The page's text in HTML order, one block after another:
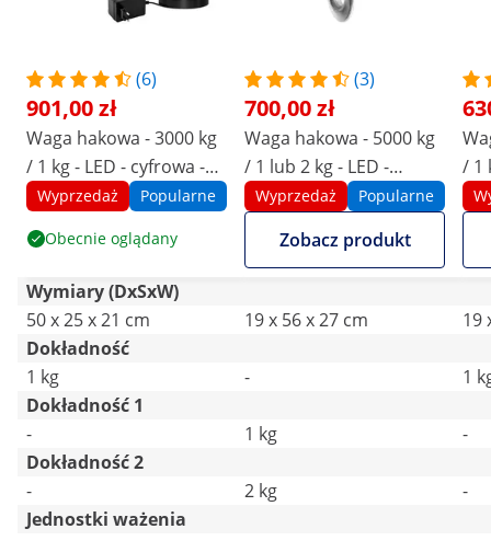
(6)
901,00 zł
Waga hakowa - 3000 kg
/ 1 kg - LED - cyfrowa -
pilot 50 m
Wyprzedaż Popularne
Obecnie oglądany
(3)
700,00 zł
Waga hakowa - 5000 kg
/ 1 lub 2 kg - LED -
cyfrowa - pilot 10 m
Wyprzedaż Popularne
Zobacz produkt
/ 1
Wymiary (DxSxW)
50 x 25 x 21 cm
19 x 56 x 27 cm
19
Dokładność
1 kg
-
1
Dokładność 1
-
1 kg
-
Dokładność 2
-
2 kg
-
Jednostki ważenia